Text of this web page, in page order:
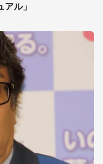
ル」